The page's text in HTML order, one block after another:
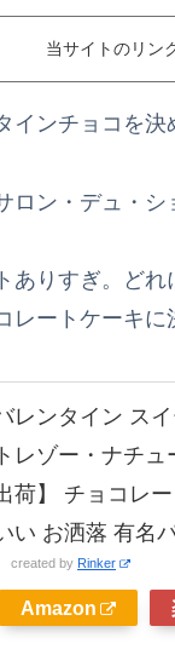
当サイトのリン
インチョコを決
ロン・デュ・
ありすぎ。ど
レートケーキ
レンタイン ス
トレゾー・ナチ
荷】 チョコレ
い お洒落 有名
created by Rinker
Amazon